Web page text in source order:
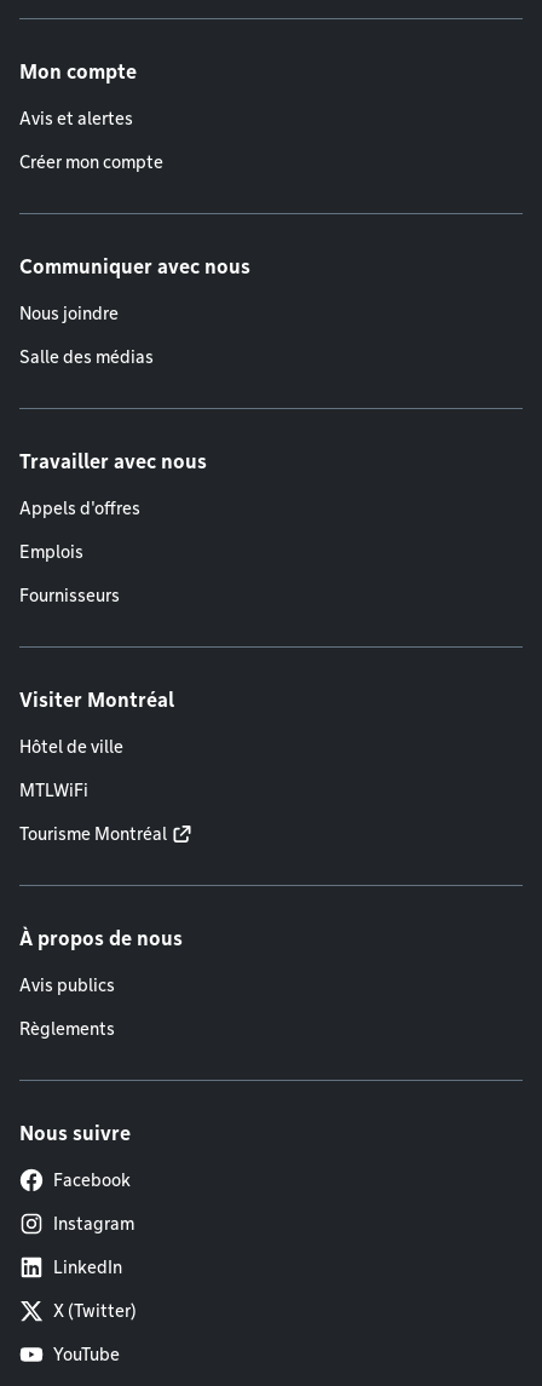
Mon compte
Avis et alertes
Créer mon compte
Communiquer avec nous
Nous joindre
Salle des médias
Travailler avec nous
Appels d'offres
Emplois
Fournisseurs
Visiter Montréal
Hôtel de ville
MTLWiFi
Tourisme Montréal
À propos de nous
Avis publics
Règlements
Nous suivre
Facebook
Instagram
LinkedIn
X (Twitter)
YouTube